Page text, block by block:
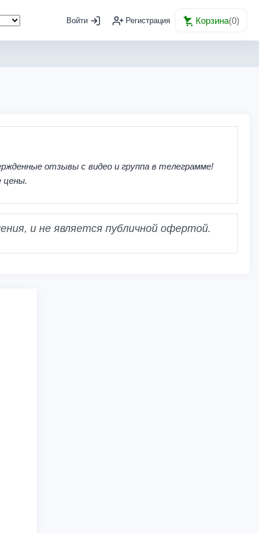
Войти Регистрация Корзина(0)
отзывы с видео и группа в телеграмме!
цены.
и не является публичной офертой.